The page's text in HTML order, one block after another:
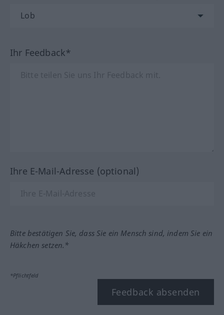
Ihr Feedback*
Ihre E-Mail-Adresse (optional)
Bitte bestätigen Sie, dass Sie ein Mensch sind, indem Sie ein
Häkchen setzen.*
*Pflichtfeld
Feedback absenden